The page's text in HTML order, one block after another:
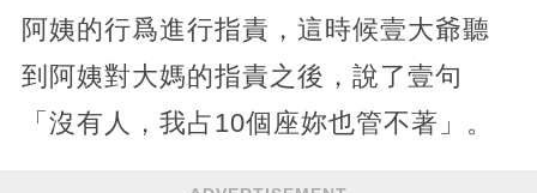
阿姨的行爲進行指責，這時候壹大爺聽
到阿姨對大媽的指責之後，說了壹句
「沒有人，我占10個座妳也管不著」。